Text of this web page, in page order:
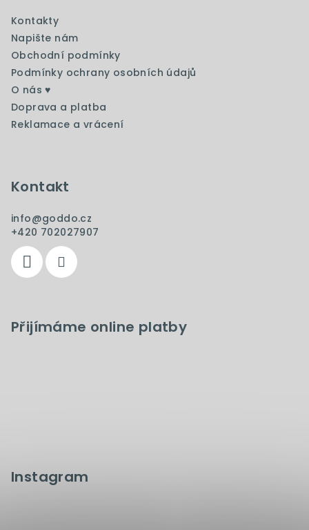
Kontakty
Napište nám
Obchodní podmínky
Podmínky ochrany osobních údajů
O nás ♥️
Doprava a platba
Reklamace a vrácení
Kontakt
info@goddo.cz
+420 702027907
Přijímáme online platby
Instagram